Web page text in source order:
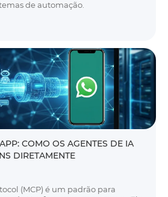
de automação.
COMO OS AGENTES DE IA
DIRETAMENTE
(MCP) é um padrão para